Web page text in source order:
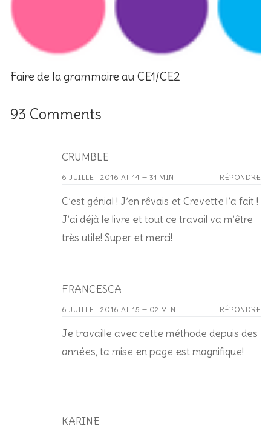
Faire de la grammaire au CE1/CE2
93 Comments
CRUMBLE
6 JUILLET 2016 AT 14 H 31 MIN RÉPONDRE
C’est génial ! J’en rêvais et Crevette l’a fait !
J’ai déjà le livre et tout ce travail va m’être
très utile! Super et merci!
FRANCESCA
6 JUILLET 2016 AT 15 H 02 MIN RÉPONDRE
Je travaille avec cette méthode depuis des
années, ta mise en page est magnifique!
KARINE